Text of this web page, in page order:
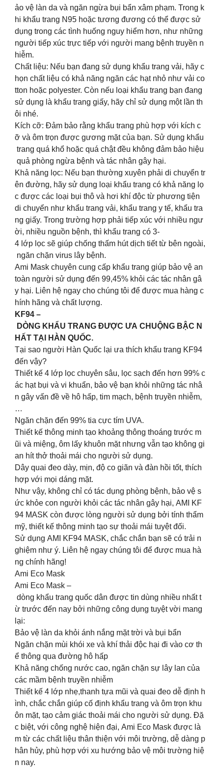
ảo vệ làn da và ngăn ngừa bụi bẩn xâm phạm. Trong k
hi khẩu trang N95 hoặc tương đương có thể được sử
dụng trong các tình huống nguy hiểm hơn, như những
người tiếp xúc trực tiếp với người mang bệnh truyền n
hiễm.
Chất liệu: Nếu bạn đang sử dụng khẩu trang vải, hãy c
họn chất liệu có khả năng ngăn các hạt nhỏ như vải co
tton hoặc polyester. Còn nếu loại khẩu trang bạn đang
sử dụng là khẩu trang giấy, hãy chỉ sử dụng một lần th
ôi nhé.
Kích cỡ: Đảm bảo rằng khẩu trang phù hợp với kích c
ỡ và ôm trọn được gương mặt của bạn. Sử dụng khẩu
trang quá khổ hoặc quá chật đều không đảm bảo hiệu
quả phòng ngừa bệnh và tác nhân gây hại.
Khả năng lọc: Nếu bạn thường xuyên phải di chuyển tr
ên đường, hãy sử dụng loại khẩu trang có khả năng lọ
c được các loại bụi thô và hơi khí độc từ phương tiện
di chuyển như khẩu trang vải, khẩu trang y tế, khẩu tra
ng giấy. Trong trường hợp phải tiếp xúc với nhiều ngư
ời, nhiều nguồn bệnh, thì khẩu trang có 3-
4 lớp lọc sẽ giúp chống thấm hút dịch tiết từ bên ngoài,
ngăn chặn virus lây bệnh.
Ami Mask chuyên cung cấp khẩu trang giúp bảo vệ an
toàn người sử dụng đến 99,45% khỏi các tác nhân gâ
y hại. Liên hệ ngay cho chúng tôi để được mua hàng c
hính hãng và chất lượng.
KF94 –
DÒNG KHẨU TRANG ĐƯỢC ƯA CHUỘNG BẬC N
HẤT TẠI HÀN QUỐC.
Tại sao người Hàn Quốc lại ưa thích khẩu trang KF94
đến vậy?
Thiết kế 4 lớp lọc chuyên sâu, lọc sạch đến hơn 99% c
ác hạt bụi và vi khuẩn, bảo vệ bạn khỏi những tác nhâ
n gây vấn đề về hô hấp, tim mạch, bệnh truyền nhiễm,
…
Ngăn chặn đến 99% tia cực tím UVA.
Thiết kế thông minh tạo khoảng thông thoáng trước m
ũi và miệng, ôm lấy khuôn mặt nhưng vẫn tạo không gi
an hít thở thoải mái cho người sử dụng.
Dây quai đeo dày, mịn, độ co giãn và đàn hồi tốt, thích
hợp với mọi dáng mặt.
Như vậy, không chỉ có tác dụng phòng bệnh, bảo vệ s
ức khỏe con người khỏi các tác nhân gây hại, AMI KF
94 MASK còn được lòng người sử dụng bởi tính thẩm
mỹ, thiết kế thông minh tạo sự thoải mái tuyệt đối.
Sử dụng AMI KF94 MASK, chắc chắn bạn sẽ có trải n
ghiệm như ý. Liên hệ ngay chúng tôi để được mua hà
ng chính hãng!
Ami Eco Mask
Ami Eco Mask –
dòng khẩu trang quốc dân được tin dùng nhiều nhất t
ừ trước đến nay bởi những công dụng tuyệt vời mang
lại:
Bảo vệ làn da khỏi ánh nắng mặt trời và bụi bẩn
Ngăn chặn mùi khói xe và khí thải độc hại đi vào cơ th
ể thông qua đường hô hấp
Khả năng chống nước cao, ngăn chặn sự lây lan của
các mầm bệnh truyền nhiễm
Thiết kế 4 lớp nhẹ,thanh tựa mũi và quai đeo dễ định h
ình, chắc chắn giúp cố định khẩu trang và ôm trọn khu
ôn mặt, tạo cảm giác thoải mái cho người sử dụng. Đặ
c biệt, với công nghệ hiện đại, Ami Eco Mask được là
m từ các chất liệu thân thiện với môi trường, dễ dàng p
hân hủy, phù hợp với xu hướng bảo vệ môi trường hiệ
n nay.